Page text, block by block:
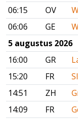
06:15
OV
06:06
GE
5 augustus 2026
16:00
GR
15:20
FR
14:51
ZH
14:09
FR